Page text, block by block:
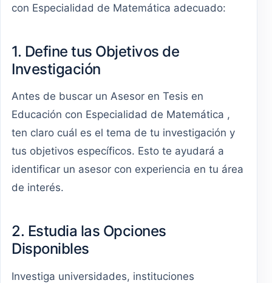
con Especialidad de Matemática adecuado:
1. Define tus Objetivos de
Investigación
Antes de buscar un Asesor en Tesis en
Educación con Especialidad de Matemática ,
ten claro cuál es el tema de tu investigación y
tus objetivos específicos. Esto te ayudará a
identificar un asesor con experiencia en tu área
de interés.
2. Estudia las Opciones
Disponibles
Investiga universidades, instituciones